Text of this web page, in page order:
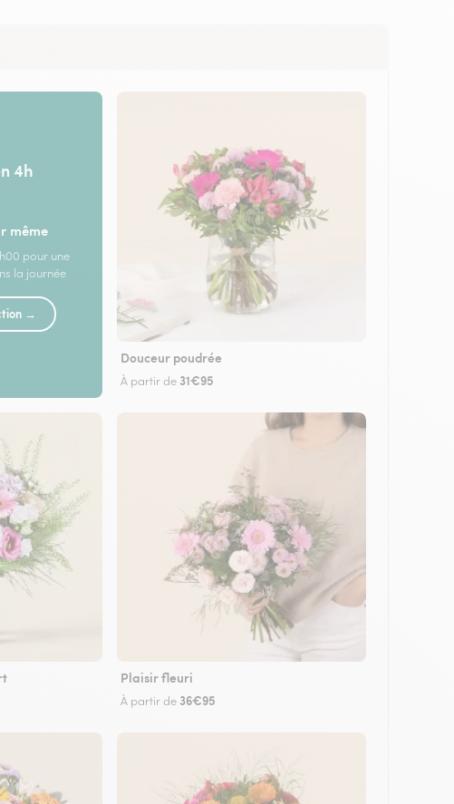
4h
même
pour une
la journée
→
Douceur poudrée
À partir de 31€95
Plaisir fleuri
À partir de 36€95